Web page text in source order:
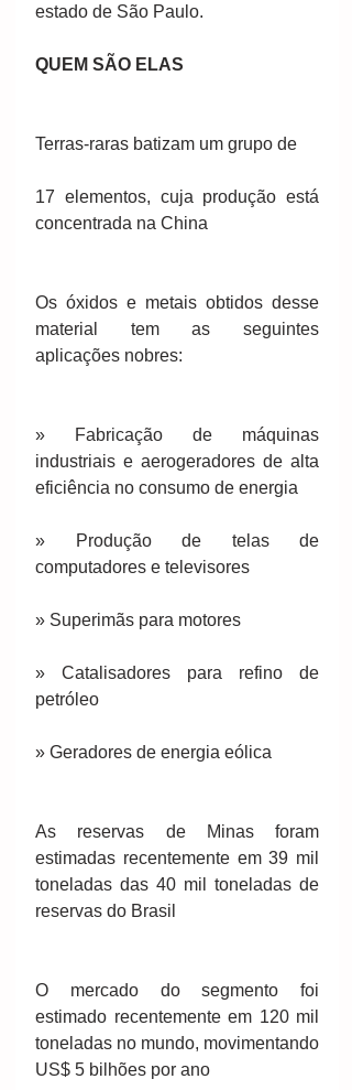
estado de São Paulo.
QUEM SÃO ELAS
Terras-raras batizam um grupo de
17 elementos, cuja produção está
concentrada na China
Os óxidos e metais obtidos desse
material tem as seguintes
aplicações nobres:
» Fabricação de máquinas
industriais e aerogeradores de alta
eficiência no consumo de energia
» Produção de telas de
computadores e televisores
» Superimãs para motores
» Catalisadores para refino de
petróleo
» Geradores de energia eólica
As reservas de Minas foram
estimadas recentemente em 39 mil
toneladas das 40 mil toneladas de
reservas do Brasil
O mercado do segmento foi
estimado recentemente em 120 mil
toneladas no mundo, movimentando
US$ 5 bilhões por ano